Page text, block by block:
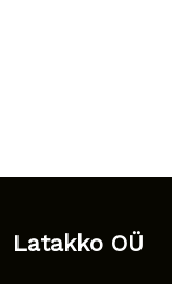
Latakko OÜ